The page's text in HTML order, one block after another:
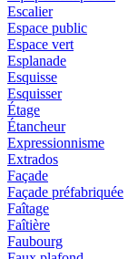
Escalier
Espace public
Espace vert
Esplanade
Esquisse
Esquisser
Étage
Étancheur
Expressionnisme
Extrados
Façade
Façade préfabriquée
Faîtage
Faîtière
Faubourg